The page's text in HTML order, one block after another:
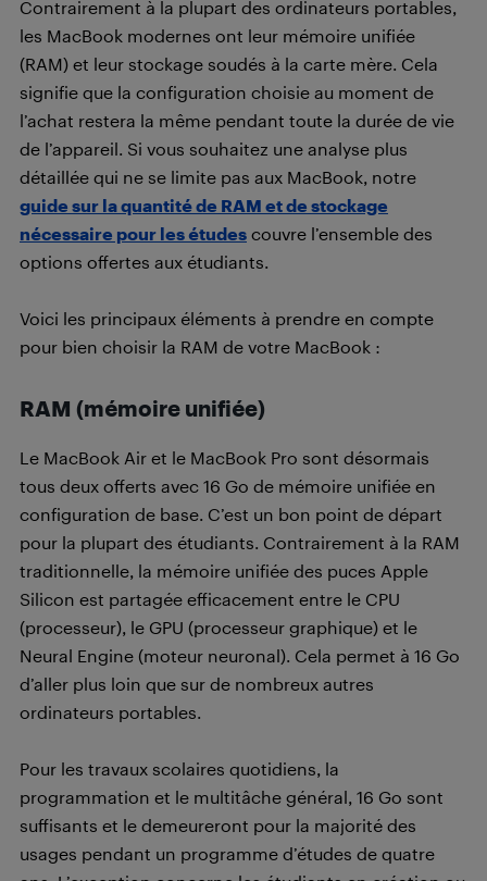
Contrairement à la plupart des ordinateurs portables,
les MacBook modernes ont leur mémoire unifiée
(RAM) et leur stockage soudés à la carte mère. Cela
signifie que la configuration choisie au moment de
l’achat restera la même pendant toute la durée de vie
de l’appareil. Si vous souhaitez une analyse plus
détaillée qui ne se limite pas aux MacBook, notre
guide sur la quantité de RAM et de stockage
nécessaire pour les études couvre l’ensemble des
options offertes aux étudiants.
Voici les principaux éléments à prendre en compte
pour bien choisir la RAM de votre MacBook :
RAM (mémoire unifiée)
Le MacBook Air et le MacBook Pro sont désormais
tous deux offerts avec 16 Go de mémoire unifiée en
configuration de base. C’est un bon point de départ
pour la plupart des étudiants. Contrairement à la RAM
traditionnelle, la mémoire unifiée des puces Apple
Silicon est partagée efficacement entre le CPU
(processeur), le GPU (processeur graphique) et le
Neural Engine (moteur neuronal). Cela permet à 16 Go
d’aller plus loin que sur de nombreux autres
ordinateurs portables.
Pour les travaux scolaires quotidiens, la
programmation et le multitâche général, 16 Go sont
suffisants et le demeureront pour la majorité des
usages pendant un programme d’études de quatre